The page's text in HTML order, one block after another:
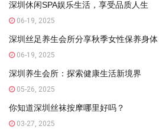
深圳休闲SPA娱乐生活，享受品质人生
06-19, 2025
深圳丝足养生会所分享秋季女性保养身
06-19, 2025
深圳养生会所：探索健康生活新境界
05-26, 2025
你知道深圳丝袜按摩哪里好吗？
03-27, 2025